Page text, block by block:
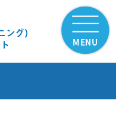
グ）
MENU